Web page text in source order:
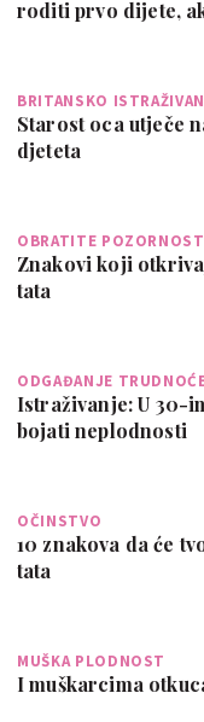
roditi prvo dijete,
BRITANSKO
Starost oca utječe
djeteta
OBRATITE POZORNOST
Znakovi koji
tata
ODGAĐANJE
Istraživanje: U 30-
bojati neplodnosti
OČINSTVO
10 znakova da će
tata
MUŠKA PLODNOST
I muškarcima